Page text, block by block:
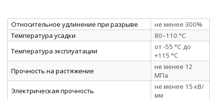
Относительное удлинение при разрыве
не менее 300%
Температура усадки
80–110 °C
Температура эксплуатации
от -55 °C до
+115 °C
Прочность на растяжение
не менее 12
МПа
Электрическая прочность
не менее 15 кВ/
мм